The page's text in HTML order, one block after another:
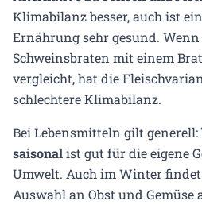
Klimabilanz besser, auch ist
Ernährung sehr gesund.
Schweinsbraten mit einem
vergleicht, hat die
schlechtere Klimabilanz.
Bei Lebensmitteln gilt generell:
saisonalist gut für die eigene
Umwelt. Auch im Winter
Auswahl an Obst und Gemüse